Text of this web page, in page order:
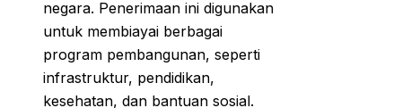
negara. Penerimaan ini digunakan
untuk membiayai berbagai
program pembangunan, seperti
infrastruktur, pendidikan,
kesehatan, dan bantuan sosial.